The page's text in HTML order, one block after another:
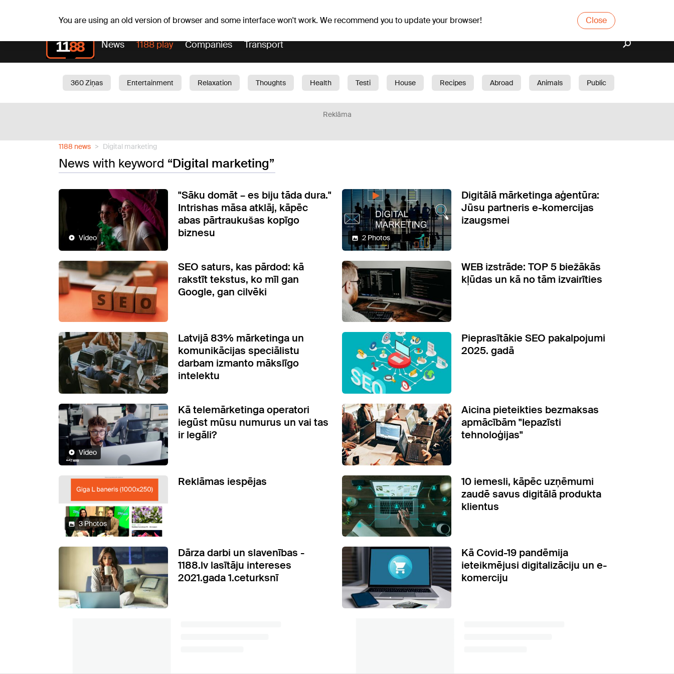
You are using an old version of browser and some interface won't work. We recommend you to update your browser! Close
News 1188 play Companies Transport
360 Ziņas Entertainment Relaxation Thoughts Health Testi House Recipes Abroad Animals
Public
Reklāma
1188 news Digital marketing
News with keyword “Digital marketing”
Video
"Sāku domāt – es biju tāda dura."
Intrishas māsa atklāj, kāpēc
abas pārtraukušas kopīgo
biznesu
2 Photos
Digitālā mārketinga aģentūra:
Jūsu partneris e-komercijas
izaugsmei
SEO saturs, kas pārdod: kā
rakstīt tekstus, ko mīl gan
Google, gan cilvēki
WEB izstrāde: TOP 5 biežākās
kļūdas un kā no tām izvairīties
Latvijā 83% mārketinga un
komunikācijas speciālistu
darbam izmanto mākslīgo
intelektu
Pieprasītākie SEO pakalpojumi
2025. gadā
Video
Kā telemārketinga operatori
iegūst mūsu numurus un vai tas
ir legāli?
Aicina pieteikties bezmaksas
apmācībām "Iepazīsti
tehnoloģijas"
3 Photos
Reklāmas iespējas
10 iemesli, kāpēc uzņēmumi
zaudē savus digitālā produkta
klientus
Dārza darbi un slavenības -
1188.lv lasītāju intereses
2021.gada 1.ceturksnī
Kā Covid-19 pandēmija
ieteikmējusi digitalizāciju un e-
komerciju